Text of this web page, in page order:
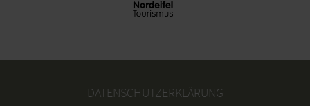
DATENSCHUTZERKLÄRUNG